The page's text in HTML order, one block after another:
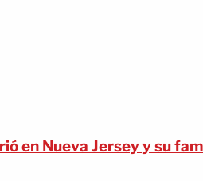
en Nueva Jersey y su